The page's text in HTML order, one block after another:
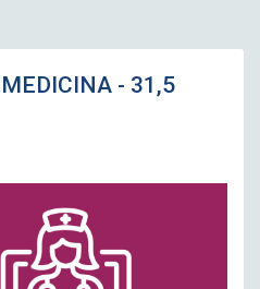
- 31,5